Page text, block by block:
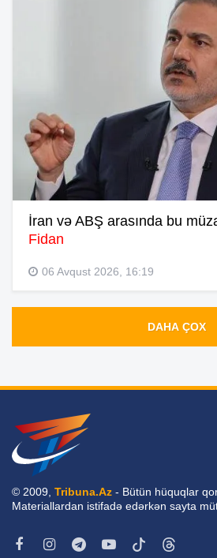
İran və ABŞ arasında bu
Fidan
06 Avqust 2026, 16:19
DAHA ÇOX
© 2009, Tribuna.Az - Bütün hüquqlar
Materiallardan istifadə edərkən sayta